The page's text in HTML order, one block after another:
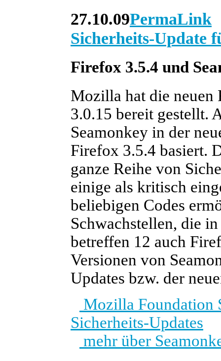
27.10.09PermaLink
Sicherheits-Update
Firefox 3.5.4 und
Mozilla hat die neuen
3.0.15 bereit gestellt.
Seamonkey in der
Firefox 3.5.4 basiert.
ganze Reihe von
einige als kritisch
beliebigen Codes
Schwachstellen, die
betreffen 12 auch
Versionen von
Updates bzw. der
Mozilla Foundation
Sicherheits-Updates
mehr über